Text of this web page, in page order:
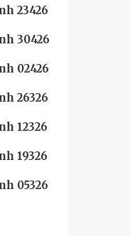
23426
30426
02426
26326
12326
19326
05326